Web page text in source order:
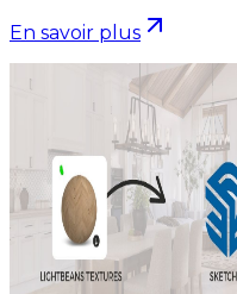
En savoir plus